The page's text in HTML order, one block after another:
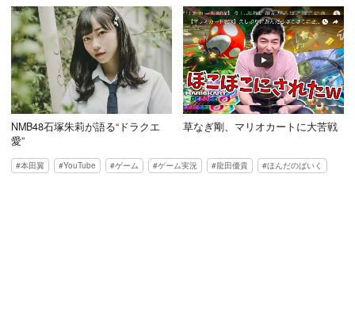
NMB48石塚朱莉が語る“ドラクエ
愛”
草なぎ剛、マリオカートに大苦戦
本田翼 YouTube ゲーム ゲーム実況 龍田優貴 ほんだのばいく